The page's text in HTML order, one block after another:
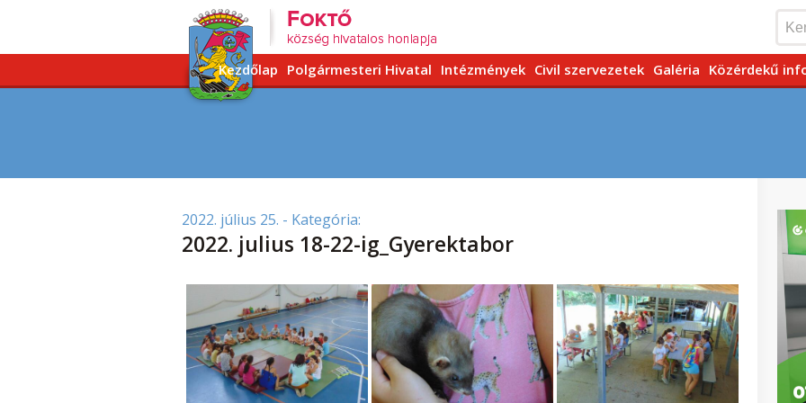
Kezdőlap Polgármesteri Hivatal Intézmények Civil szervezetek Galéria Közérdekű
2022. július 25. - Kategória:
2022. julius 18-22-ig_Gyerektabor